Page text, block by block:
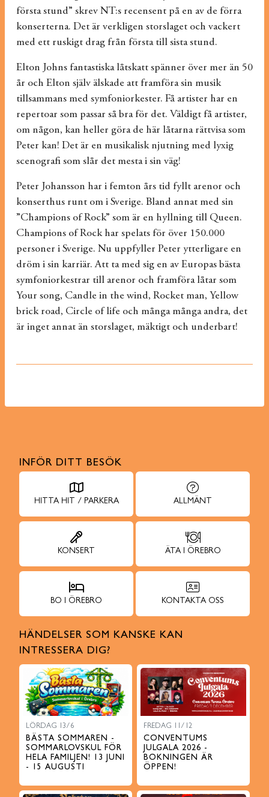
första stund” skrev NT:s recensent på en av de förra
konserterna. Det är verkligen storslaget och vackert
med ett ruskigt drag från första till sista stund.
Elton Johns fantastiska låtskatt spänner över mer än 50
år och Elton själv älskade att framföra sin musik
tillsammans med symfoniorkester. Få artister har en
repertoar som passar så bra för det. Väldigt få artister,
om någon, kan heller göra de här låtarna rättvisa som
Peter kan! Det är en musikalisk njutning med lyxig
scenografi som slår det mesta i sin väg!
Peter Johansson har i femton års tid fyllt arenor och
konserthus runt om i Sverige. Bland annat med sin
”Champions of Rock” som är en hyllning till Queen.
Champions of Rock har spelats för över 150.000
personer i Sverige. Nu uppfyller Peter ytterligare en
dröm i sin karriär. Att ta med sig en av Europas bästa
symfoniorkestrar till arenor och framföra låtar som
Your song, Candle in the wind, Rocket man, Yellow
brick road, Circle of life och många många andra, det
är inget annat än storslaget, mäktigt och underbart!
INFÖR DITT BESÖK
HITTA HIT / PARKERA ALLMÄNT
KONSERT ÄTA I ÖREBRO
BO I ÖREBRO KONTAKTA OSS
HÄNDELSER SOM KANSKE KAN
INTRESSERA DIG?
LÖRDAG 13/6
BÄSTA SOMMAREN -
SOMMARLOVSKUL FÖR
HELA FAMILJEN! 13 JUNI
- 15 AUGUSTI
FREDAG 11/12
CONVENTUMS
JULGALA 2026 -
BOKNINGEN ÄR
ÖPPEN!